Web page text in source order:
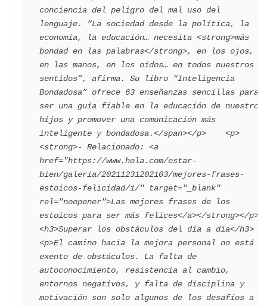
conciencia del peligro del mal uso del
lenguaje. “La sociedad desde la política, la
economía, la educación… necesita <strong>más
bondad en las palabras</strong>, en los ojos,
en las manos, en los oídos… en todos nuestros
sentidos”, afirma. Su libro “Inteligencia
Bondadosa” ofrece 63 enseñanzas sencillas para
ser una guía fiable en la educación de nuestros
hijos y promover una comunicación más
inteligente y bondadosa.</span></p>    <p>
<strong>- Relacionado: <a
href="https://www.hola.com/estar-
bien/galeria/20211231202103/mejores-frases-
estoicos-felicidad/1/" target="_blank"
rel="noopener">Las mejores frases de los
estoicos para ser más felices</a></strong></p>
<h3>Superar los obstáculos del día a día</h3>
<p>El camino hacia la mejora personal no está
exento de obstáculos. La falta de
autoconocimiento, resistencia al cambio,
entornos negativos, y falta de disciplina y
motivación son solo algunos de los desafíos a